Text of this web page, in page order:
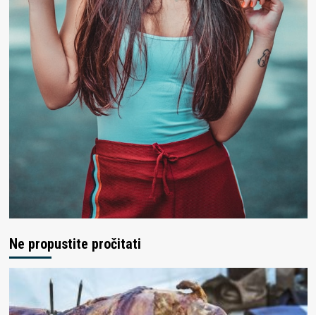
Ne propustite pročitati